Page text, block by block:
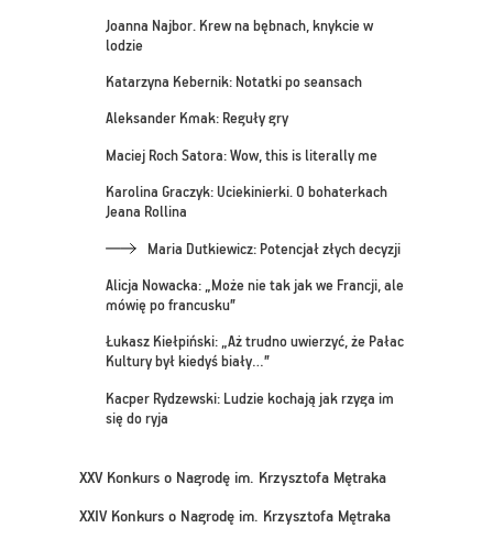
Joanna Najbor. Krew na bębnach, knykcie w
lodzie
Katarzyna Kebernik: Notatki po seansach
Aleksander Kmak: Reguły gry
Maciej Roch Satora: Wow, this is literally me
Karolina Graczyk: Uciekinierki. O bohaterkach
Jeana Rollina
Maria Dutkiewicz: Potencjał złych decyzji
Alicja Nowacka: „Może nie tak jak we Francji, ale
mówię po francusku”
Łukasz Kiełpiński: „Aż trudno uwierzyć, że Pałac
Kultury był kiedyś biały…”
Kacper Rydzewski: Ludzie kochają jak rzyga im
się do ryja
XXV Konkurs o Nagrodę im. Krzysztofa Mętraka
XXIV Konkurs o Nagrodę im. Krzysztofa Mętraka